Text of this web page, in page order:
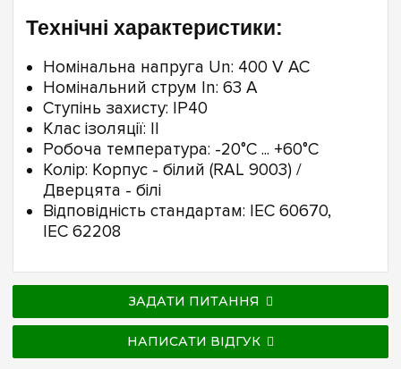
Технічні характеристики:
Номінальна напруга Un: 400 V AC
Номінальний струм In: 63 А
Ступінь захисту: IP40
Клас ізоляції: II
Робоча температура: -20°C ... +60°C
Колір: Корпус - білий (RAL 9003) /
Дверцята - білі
Відповідність стандартам: IEC 60670,
IEC 62208
ЗАДАТИ ПИТАННЯ
НАПИСАТИ ВІДГУК